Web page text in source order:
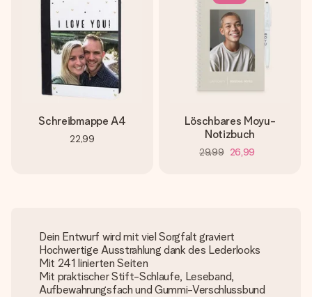
Schreibmappe A4
22,99
Löschbares Moyu-
Notizbuch
29,99 26,99
Dein Entwurf wird mit viel Sorgfalt graviert
Hochwertige Ausstrahlung dank des Lederlooks
Mit 241 linierten Seiten
Mit praktischer Stift-Schlaufe, Leseband,
Aufbewahrungsfach und Gummi-Verschlussbund